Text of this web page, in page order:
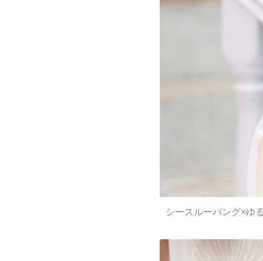
シースルーバング×ゆ